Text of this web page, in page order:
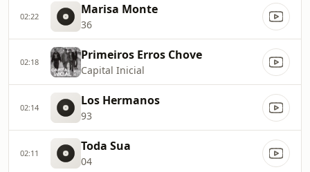
02:22 Marisa Monte
36
02:18 Primeiros Erros Chove
Capital Inicial
02:14 Los Hermanos
93
02:11 Toda Sua
04